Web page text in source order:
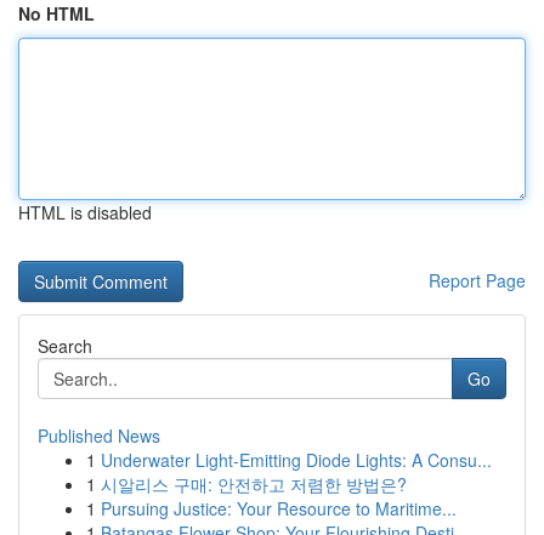
No HTML
HTML is disabled
Report Page
Search
Go
Published News
1 Underwater Light-Emitting Diode Lights: A Consu...
1 시알리스 구매: 안전하고 저렴한 방법은?
1 Pursuing Justice: Your Resource to Maritime...